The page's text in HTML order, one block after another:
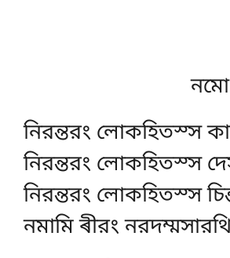
নিরন্তরং লোকহিতস্স
নিরন্তরং লোকহিতস্স
নিরন্তরং লোকহিতস্স
নমামি ৰীরং